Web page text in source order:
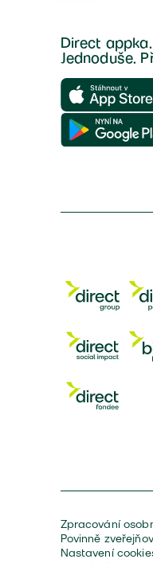
Direct appka.
Jednoduše.
Zpracování
Povinně
Nastavení